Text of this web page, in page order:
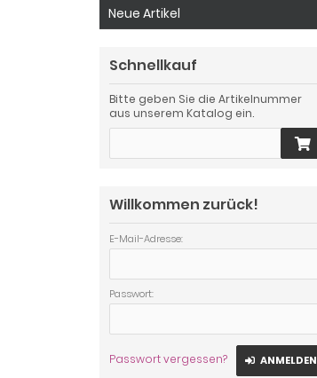
Neue Artikel
Schnellkauf
Bitte geben Sie die Artikelnummer
aus unserem Katalog ein.
Willkommen zurück!
E-Mail-Adresse:
Passwort:
Passwort vergessen? ANMELDEN